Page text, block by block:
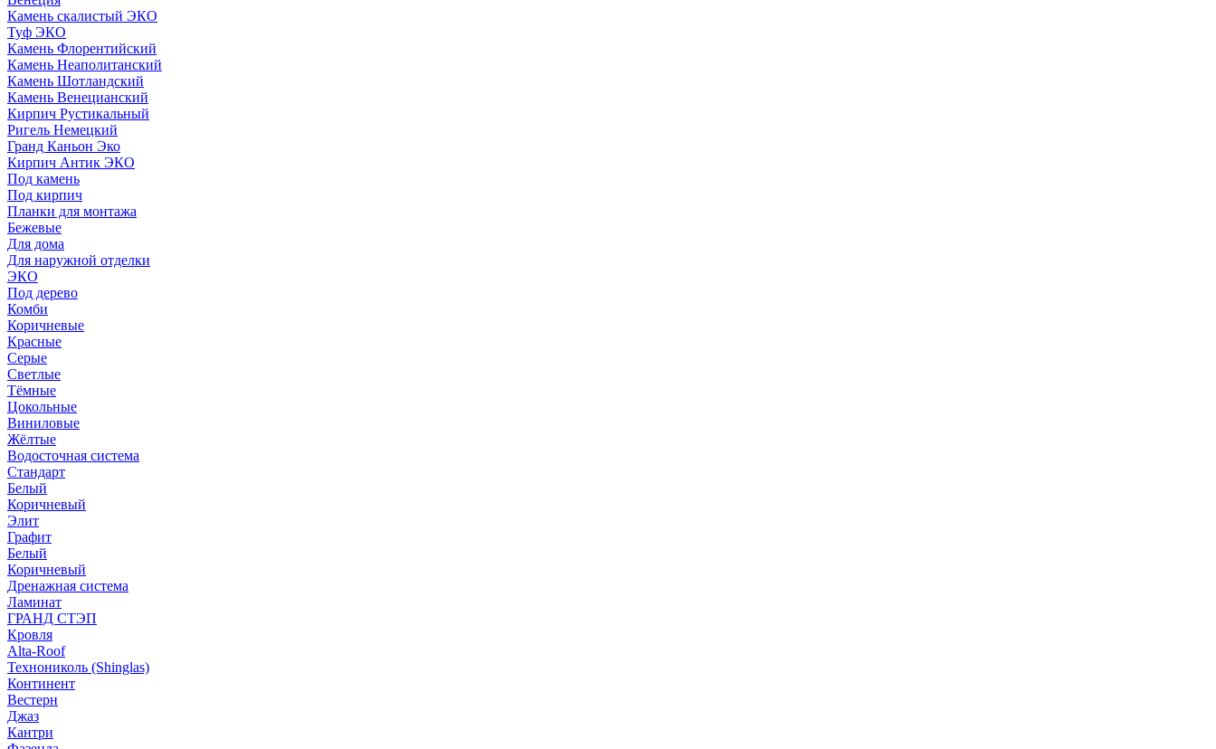
Камень скалистый ЭКО
Туф ЭКО
Камень Флорентийский
Камень Неаполитанский
Камень Шотландский
Камень Венецианский
Кирпич Рустикальный
Ригель Немецкий
Гранд Каньон Эко
Кирпич Антик ЭКО
Под камень
Под кирпич
Планки для монтажа
Бежевые
Для дома
Для наружной отделки
ЭКO
Под дерево
Комби
Коричневые
Красные
Серые
Светлые
Тёмные
Цокольные
Виниловые
Жёлтые
Водосточная система
Стандарт
Белый
Коричневый
Элит
Графит
Белый
Коричневый
Дренажная система
Ламинат
ГРАНД СТЭП
Кровля
Alta-Roof
Технониколь (Shinglas)
Континент
Вестерн
Джаз
Кантри